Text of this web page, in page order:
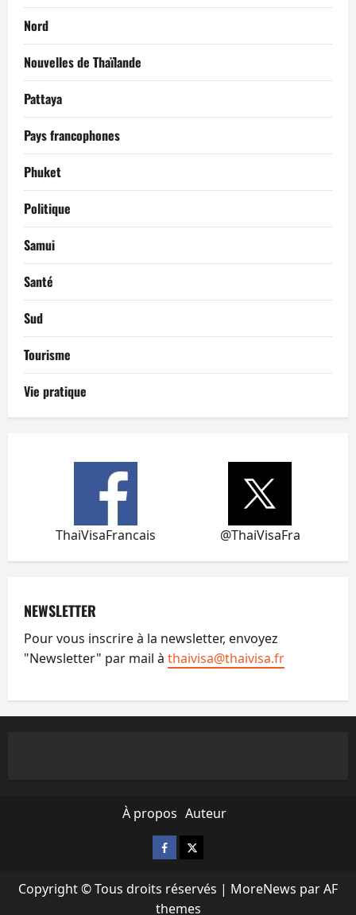
Nord
Nouvelles de Thaïlande
Pattaya
Pays francophones
Phuket
Politique
Samui
Santé
Sud
Tourisme
Vie pratique
ThaiVisaFrancais @ThaiVisaFra
NEWSLETTER
Pour vous inscrire à la newsletter, envoyez
"Newsletter" par mail à thaivisa@thaivisa.fr
À propos Auteur
Facebook
X
Copyright © Tous droits réservés | MoreNews par AF
themes